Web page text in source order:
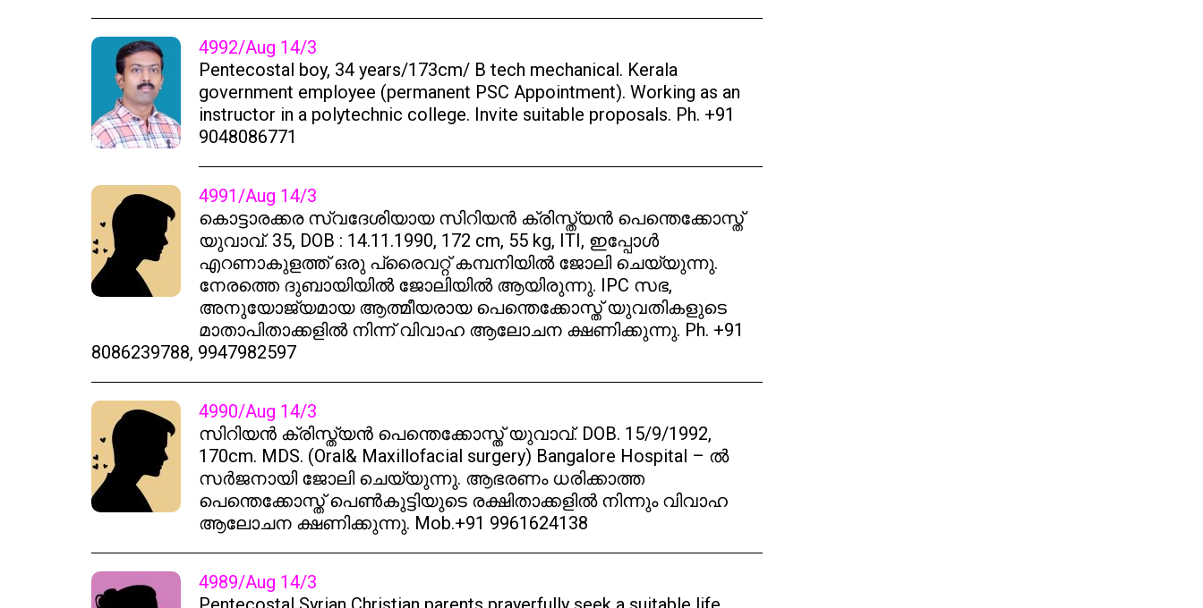
4992/Aug 14/3
Pentecostal boy, 34 years/173cm/ B tech mechanical. Kerala
government employee (permanent PSC Appointment). Working as an
instructor in a polytechnic college. Invite suitable proposals. Ph. +91
9048086771
4991/Aug 14/3
കൊട്ടാരക്കര സ്വദേശിയായ സിറിയൻ ക്രിസ്ത്യൻ പെന്തെക്കോസ്ത്
യുവാവ്. 35, DOB : 14.11.1990, 172 cm, 55 kg, ITI, ഇപ്പോൾ
എറണാകുളത്ത് ഒരു പ്രൈവറ്റ് കമ്പനിയിൽ ജോലി ചെയ്യുന്നു.
നേരത്തെ ദുബായിയിൽ ജോലിയിൽ ആയിരുന്നു. IPC സഭ,
അനുയോജ്യമായ ആത്മീയരായ പെന്തെക്കോസ്ത് യുവതികളുടെ
മാതാപിതാക്കളിൽ നിന്ന് വിവാഹ ആലോചന ക്ഷണിക്കുന്നു. Ph. +91
8086239788, 9947982597
4990/Aug 14/3
സിറിയൻ ക്രിസ്ത്യൻ പെന്തെക്കോസ്ത് യുവാവ്. DOB. 15/9/1992,
170cm. MDS. (Oral& Maxillofacial surgery) Bangalore Hospital – ൽ
സർജനായി ജോലി ചെയ്യുന്നു. ആഭരണം ധരിക്കാത്ത
പെന്തെക്കോസ്ത് പെൺകുട്ടിയുടെ രക്ഷിതാക്കളിൽ നിന്നും വിവാഹ
ആലോചന ക്ഷണിക്കുന്നു. Mob.+91 9961624138
4989/Aug 14/3